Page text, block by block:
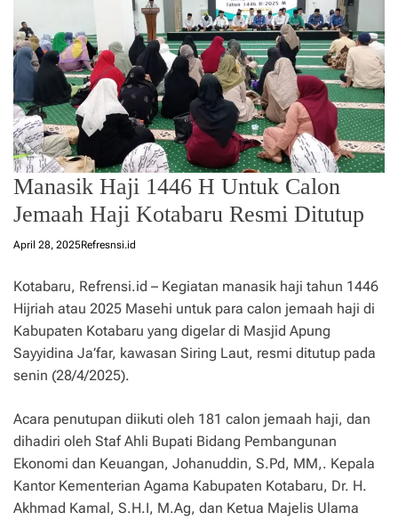
Manasik Haji 1446 H Untuk Calon
Jemaah Haji Kotabaru Resmi Ditutup
April 28, 2025Refresnsi.id
Kotabaru, Refrensi.id – Kegiatan manasik haji tahun 1446
Hijriah atau 2025 Masehi untuk para calon jemaah haji di
Kabupaten Kotabaru yang digelar di Masjid Apung
Sayyidina Ja’far, kawasan Siring Laut, resmi ditutup pada
senin (28/4/2025).
Acara penutupan diikuti oleh 181 calon jemaah haji, dan
dihadiri oleh Staf Ahli Bupati Bidang Pembangunan
Ekonomi dan Keuangan, Johanuddin, S.Pd, MM,. Kepala
Kantor Kementerian Agama Kabupaten Kotabaru, Dr. H.
Akhmad Kamal, S.H.I, M.Ag, dan Ketua Majelis Ulama